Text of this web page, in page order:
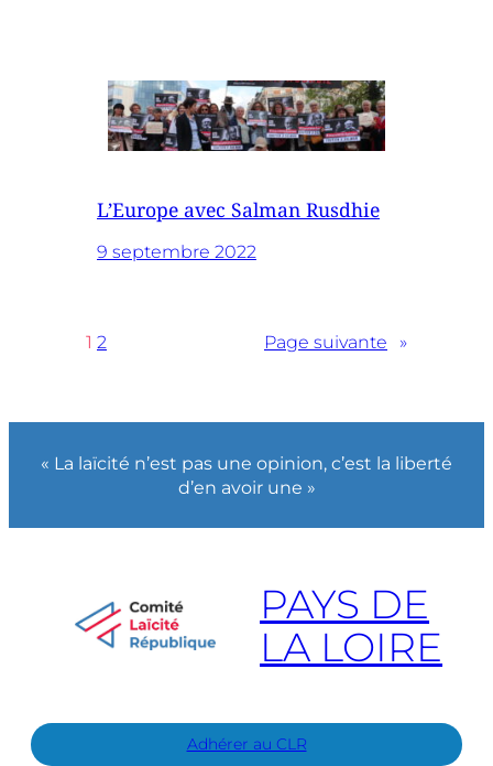
L’Europe avec Salman Rusdhie
9 septembre 2022
1 2 Page suivante »
« La laïcité n’est pas une opinion, c’est la liberté
d’en avoir une »
PAYS DE
LA LOIRE
Adhérer au CLR